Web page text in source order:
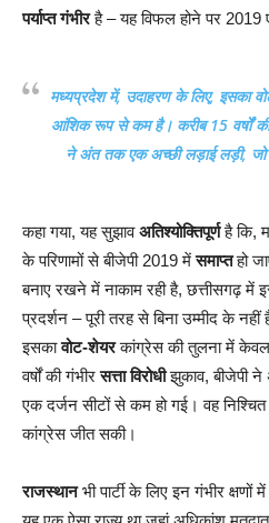
पर्याप्त गंभीरहै – यह विफल होने पर
मध्यप्रदेश में, उदाहरण के लिए, इसका
आंशिक रूप से कम है। करीब 15 वर्षों की
ने अंत तक एक अच्छी लड़ाई लड़ी, जो
कहा गया, यह सुझावअतिश्योक्तिपूर्णहै कि,
के परिणामों से बीजेपी 2019 मेंसमाप्तहो
बनाए रखने में नाकाम रही है, छत्तीसगढ़ में
प्रदर्शन – पूरी तरह से बिना उम्मीद के
इसकावोट-शेयरकांग्रेस की तुलना में
वर्षों की गंभीरसत्ता विरोधीझुकाव, बीजेपी
एक दर्जन सीटों से कम हो गई। वह
कांग्रेस जीत सकी।
राजस्थानभी पार्टी के लिए इन गंभीर